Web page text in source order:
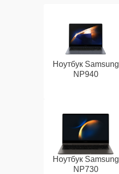
Ноутбук Samsung
NP940
Ноутбук Samsung
NP730